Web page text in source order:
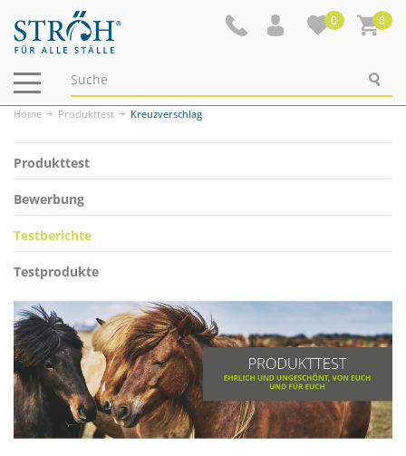
0 0
Navigation
ein-/ausblenden
Home Produkttest Kreuzverschlag
Produkttest
Bewerbung
Testberichte
Testprodukte